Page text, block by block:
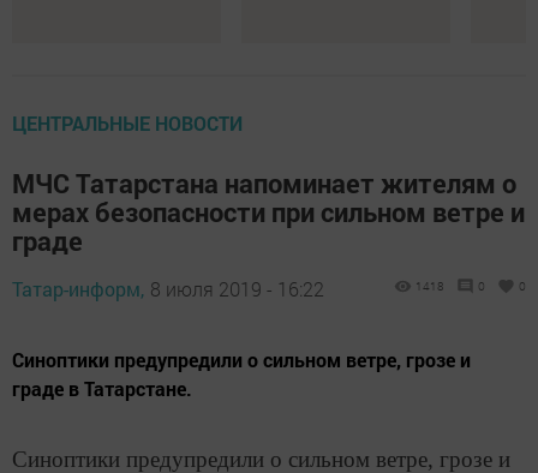
ЦЕНТРАЛЬНЫЕ НОВОСТИ
МЧС Татарстана напоминает жителям о
мерах безопасности при сильном ветре и
граде
Татар-информ, 8 июля 2019 - 16:22 1418 0 0
Синоптики предупредили о сильном ветре, грозе и
граде в Татарстане.
Синоптики предупредили о сильном ветре, грозе и